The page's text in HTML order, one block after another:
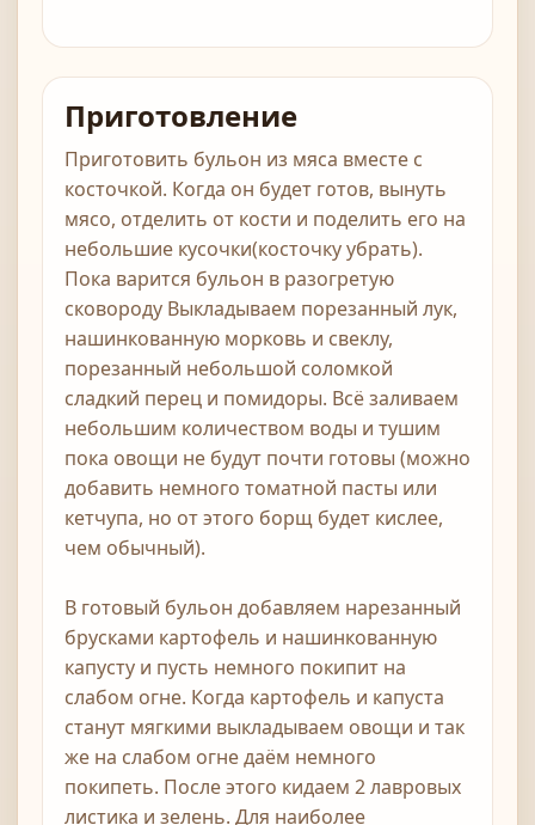
Приготовление
Приготовить бульон из мяса вместе с
косточкой. Когда он будет готов, вынуть
мясо, отделить от кости и поделить его на
небольшие кусочки(косточку убрать).
Пока варится бульон в разогретую
сковороду Выкладываем порезанный лук,
нашинкованную морковь и свеклу,
порезанный небольшой соломкой
сладкий перец и помидоры. Всё заливаем
небольшим количеством воды и тушим
пока овощи не будут почти готовы (можно
добавить немного томатной пасты или
кетчупа, но от этого борщ будет кислее,
чем обычный).
В готовый бульон добавляем нарезанный
брусками картофель и нашинкованную
капусту и пусть немного покипит на
слабом огне. Когда картофель и капуста
станут мягкими выкладываем овощи и так
же на слабом огне даём немного
покипеть. После этого кидаем 2 лавровых
листика и зелень. Для наиболее